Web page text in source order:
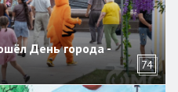
День города -
74